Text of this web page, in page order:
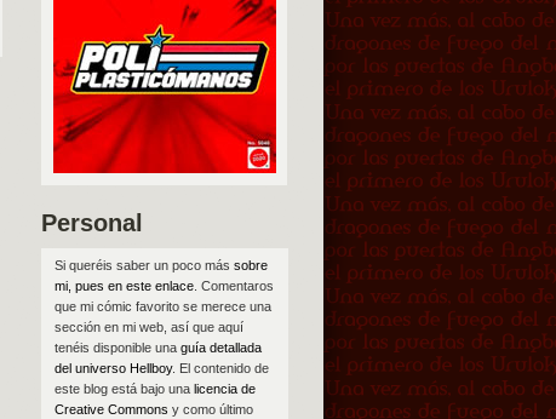
Personal
Si queréis saber un poco más sobre
mi, pues en este enlace. Comentaros
que mi cómic favorito se merece una
sección en mi web, así que aquí
tenéis disponible una guía detallada
del universo Hellboy. El contenido de
este blog está bajo una licencia de
Creative Commons y como último